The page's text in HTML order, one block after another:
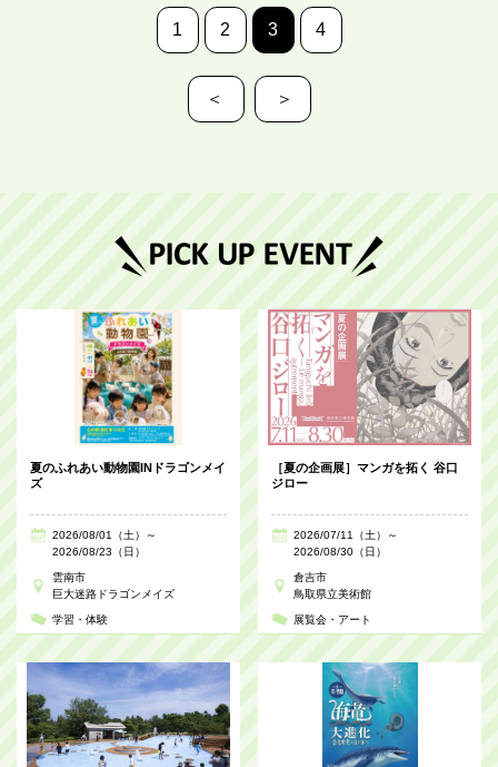
1 2 3 4
＜ ＞
夏のふれあい動物園INドラゴンメイ
ズ
2026/08/01（土）～
2026/08/23（日）
雲南市
巨大迷路ドラゴンメイズ
学習・体験
［夏の企画展］マンガを拓く 谷口
ジロー
2026/07/11（土）～
2026/08/30（日）
倉吉市
鳥取県立美術館
展覧会・アート